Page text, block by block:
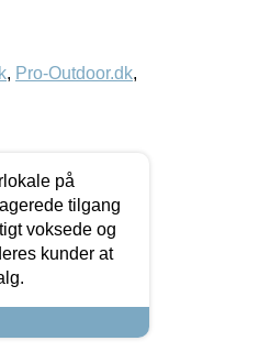
, Pro-Outdoor.dk,
på
tilgang
voksede og
kunder at